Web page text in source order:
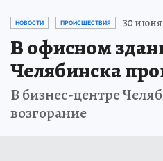
НОВОСТИ ПРОИСШЕСТВИЯ 30 июня
В офисном
Челябинска
В бизнес-центре
возгорание